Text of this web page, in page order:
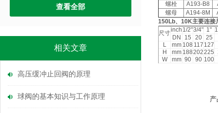
查看全部
相关文章
高压缓冲止回阀的原理
球阀的基本知识与工作原理
螺栓
A193-B8
螺母
A194-8M
150Lb、 10K主要连接
尺寸inch 1/2"3/4" 1"
DN
15 20
25
L
mm 108 117 127
H
mm 188202225
W
mm 90 90 100